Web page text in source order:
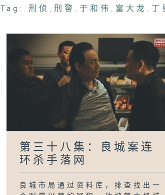
Tag:
刑侦 ,刑警 , 于和伟 , 富大龙 , 丁
第三十八集：良城案连
环杀手落网
良城市局通过资料库，排查找出一